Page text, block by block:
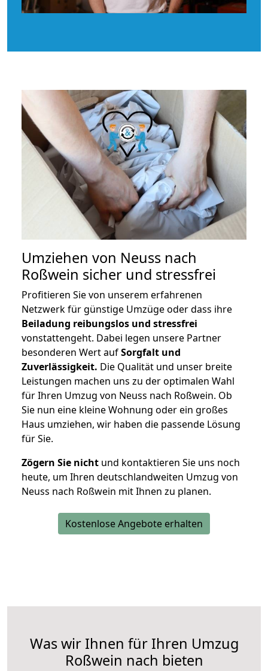
Umziehen von Neuss nach
Roßwein sicher und stressfrei
Profitieren Sie von unserem erfahrenen
Netzwerk für günstige Umzüge oder dass ihre
Beiladung reibungslos und stressfrei
vonstattengeht. Dabei legen unsere Partner
besonderen Wert aufSorgfalt und
Zuverlässigkeit. Die Qualität und unser breite
Leistungen machen uns zu der optimalen Wahl
für Ihren Umzug von Neuss nach Roßwein. Ob
Sie nun eine kleine Wohnung oder ein großes
Haus umziehen, wir haben die passende Lösung
für Sie.
Zögern Sie nicht und kontaktieren Sie uns noch
heute, um Ihren deutschlandweiten Umzug von
Neuss nach Roßwein mit Ihnen zu planen.
Kostenlose Angebote erhalten
Was wir Ihnen für Ihren Umzug
Roßwein nach bieten